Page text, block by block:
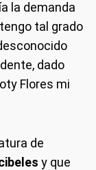
la demanda
tal grado
dado
Flores mi
de
y que